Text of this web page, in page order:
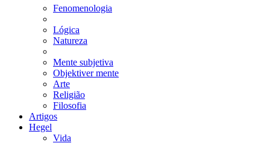
Fenomenologia
Lógica
Natureza
Mente subjetiva
Objektiver mente
Arte
Religião
Filosofia
Artigos
Hegel
Vida